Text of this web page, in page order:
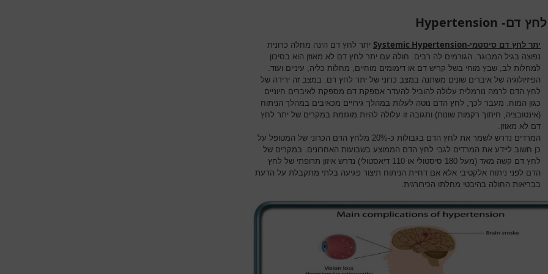
לחץ דם- Hypertension
יתר לחץ דם סיסטמי-Systemic Hypertension יתר לחץ דם הינה מחלה כרונית
נפוצה בגיל המבוגר. הגורמים לה רבים. חולה עם יתר לחץ דם לא מאוזן הוא בסיכון
למחלות לב, שבץ מוחי בשל קריש דם או דימומים מוחיים, מחלות כליה, עיניים ועוד.
הפיזיולוגיה של איברים שונים משתנה במצב כרוני של יתר לחץ דם. במצב זה ירידה של
לחץ הדם לרמה נורמלית עלולה להוביל להעדר אספקת דם מספקת לאיברים חיוניים
כגון המוח. מעבר לכך, לחץ הדם נוטה לעלות במהלך גירויים מכאיבים במהלך הניתוח
(אינטובציה, חיתוך רקמות שונות) ותגובה זו עלולה להיות מוגזמת במקרים של יתר לחץ
דם לא מאוזן.
המרדים נדרש לשמר את לחץ הדם בגבולות כ-20% מלחץ הדם הכרוני של המטופל על
כן חשוב ליידע את המרדים לגבי לחץ הדם הממוצע בשבועות האחרונים. במקרים של
לחץ דם קשה מאד (מעל 180 סיסטולי או 110 דיאסטולי) נדרש איזון תרופתי של לחץ
הדם לפני ניתוח אלקטיבי אלא אם דחיית הניתוח תיצור פגיעה בלתי מתקבלת על הדעת
בבריאות החולה בהיבטי מחלתו הכירורגית.